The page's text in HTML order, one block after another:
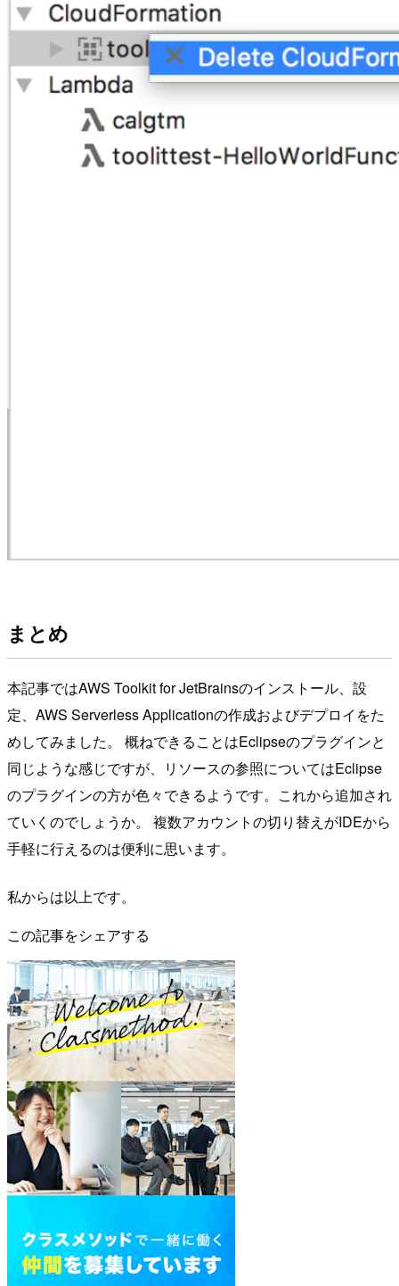
まとめ
本記事ではAWS Toolkit for JetBrainsのインストール、設
定、AWS Serverless Applicationの作成およびデプロイをた
めしてみました。 概ねできることはEclipseのプラグインと
同じような感じですが、リソースの参照についてはEclipse
のプラグインの方が色々できるようです。これから追加され
ていくのでしょうか。 複数アカウントの切り替えがIDEから
手軽に行えるのは便利に思います。
私からは以上です。
この記事をシェアする